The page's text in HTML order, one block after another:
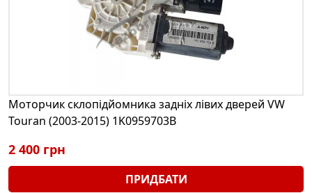
Моторчик склопідйомника задніх лівих дверей VW
Touran (2003-2015) 1K0959703B
2 400 грн
ПРИДБАТИ